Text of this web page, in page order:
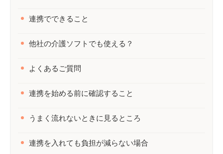
連携でできること
他社の介護ソフトでも使える？
よくあるご質問
連携を始める前に確認すること
うまく流れないときに見るところ
連携を入れても負担が減らない場合